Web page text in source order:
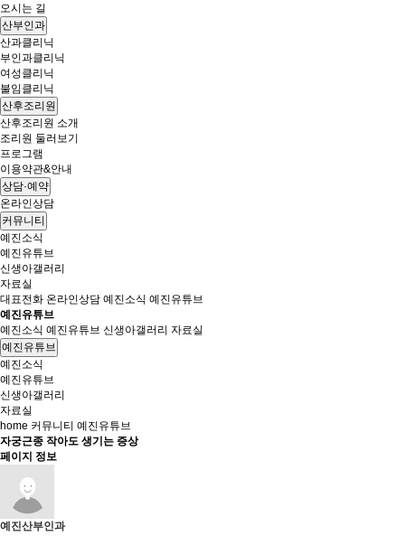
오시는 길
산부인과
산과클리닉
부인과클리닉
여성클리닉
불임클리닉
산후조리원
산후조리원 소개
조리원 둘러보기
프로그램
이용약관&안내
상담·예약
온라인상담
커뮤니티
예진소식
예진유튜브
신생아갤러리
자료실
대표전화 온라인상담 예진소식 예진유튜브
예진유튜브
예진소식 예진유튜브 신생아갤러리 자료실
예진유튜브
예진소식
예진유튜브
신생아갤러리
자료실
home 커뮤니티 예진유튜브
자궁근종 작아도 생기는 증상
페이지 정보
예진산부인과